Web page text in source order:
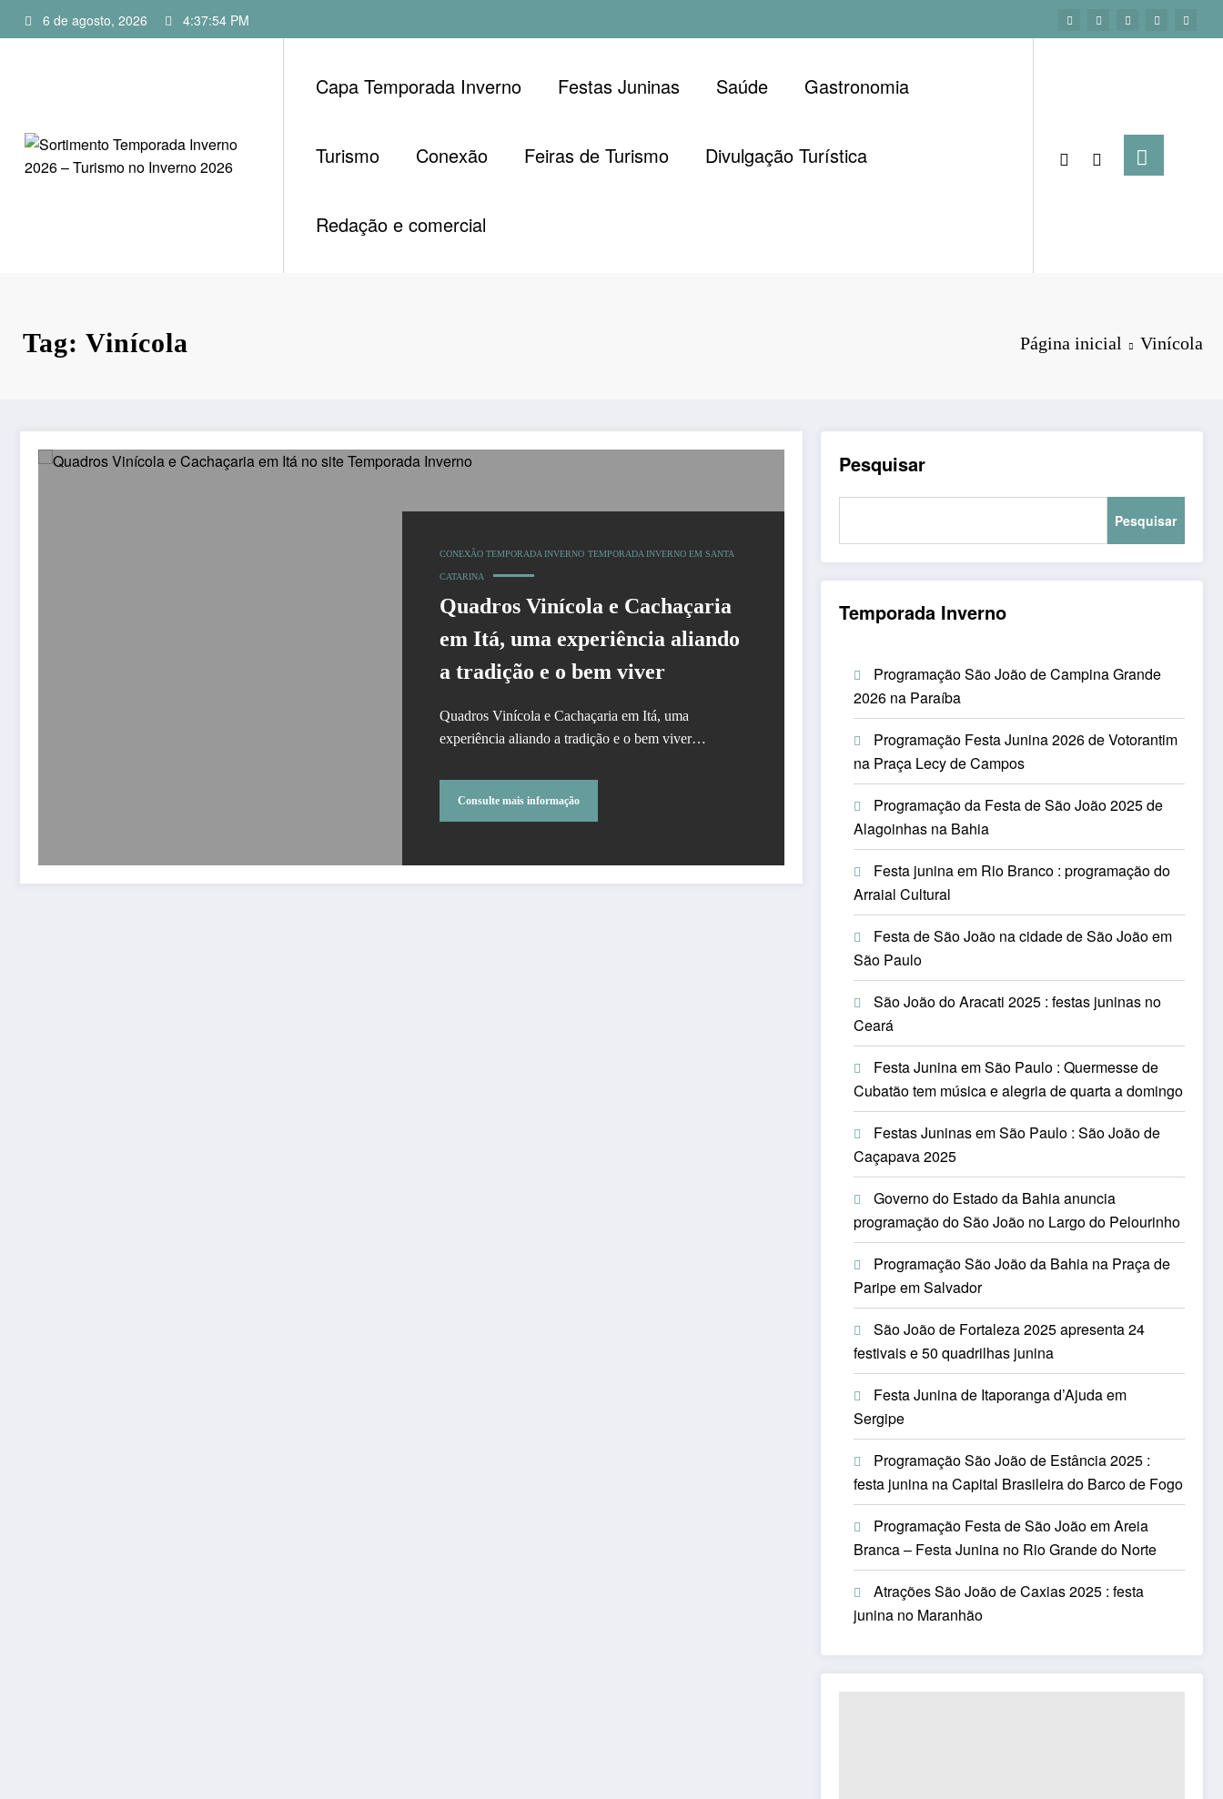
para
6 de agosto, 2026 4:37:55 PM
Capa Temporada Inverno Festas Juninas Saúde Gastronomia
Turismo Conexão Feiras de Turismo Divulgação Turística
Redação e comercial
Tag: Vinícola Página inicial Vinícola
CONEXÃO TEMPORADA INVERNO TEMPORADA INVERNO EM SANTA
CATARINA
Quadros Vinícola e Cachaçaria
em Itá, uma experiência aliando
a tradição e o bem viver
Quadros Vinícola e Cachaçaria em Itá, uma
experiência aliando a tradição e o bem viver…
Consulte mais informação
Pesquisar
Pesquisar
Temporada Inverno
Programação São João de Campina Grande
2026 na Paraíba
Programação Festa Junina 2026 de Votorantim
na Praça Lecy de Campos
Programação da Festa de São João 2025 de
Alagoinhas na Bahia
Festa junina em Rio Branco : programação do
Arraial Cultural
Festa de São João na cidade de São João em
São Paulo
São João do Aracati 2025 : festas juninas no
Ceará
Festa Junina em São Paulo : Quermesse de
Cubatão tem música e alegria de quarta a domingo
Festas Juninas em São Paulo : São João de
Caçapava 2025
Governo do Estado da Bahia anuncia
programação do São João no Largo do Pelourinho
Programação São João da Bahia na Praça de
Paripe em Salvador
São João de Fortaleza 2025 apresenta 24
festivais e 50 quadrilhas junina
Festa Junina de Itaporanga d’Ajuda em
Sergipe
Programação São João de Estância 2025 :
festa junina na Capital Brasileira do Barco de Fogo
Programação Festa de São João em Areia
Branca – Festa Junina no Rio Grande do Norte
Atrações São João de Caxias 2025 : festa
junina no Maranhão